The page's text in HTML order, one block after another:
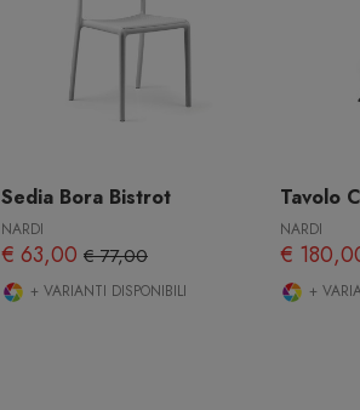
Sedia Bora Bistrot
NARDI
€ 63,00 € 77,00
+ VARIANTI DISPONIBILI
Tavolo
NARDI
€
+